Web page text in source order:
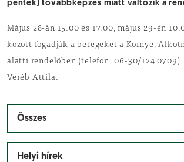
péntek) továbbképzés miatt változik a
Május 28-án 15.00 és 17.00, május 29-én
között fogadják a betegeket a Környe,
alatti rendelőben (telefon: 06-30/124
Veréb Attila.
Összes
Helyi hírek